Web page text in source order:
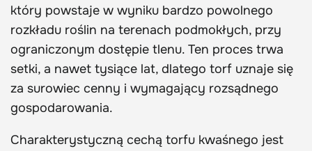
który powstaje w wyniku bardzo powolnego
rozkładu roślin na terenach podmokłych, przy
ograniczonym dostępie tlenu. Ten proces trwa
setki, a nawet tysiące lat, dlatego torf uznaje się
za surowiec cenny i wymagający rozsądnego
gospodarowania.
Charakterystyczną cechą torfu kwaśnego jest